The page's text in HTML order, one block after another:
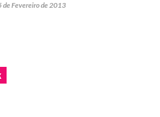
de Fevereiro de 2013